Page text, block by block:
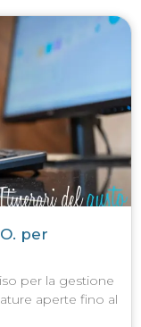
per
per la gestione
aperte fino al